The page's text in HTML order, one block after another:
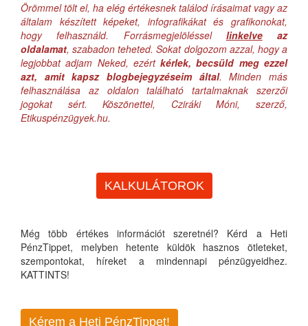
Örömmel tölt el, ha elég értékesnek találod írásaimat vagy az
általam készített képeket, infografikákat és grafikonokat,
hogy felhasználd. Forrásmegjelöléssel linkelveaz
oldalamat, szabadon teheted. Sokat dolgozom azzal, hogy a
legjobbat adjam Neked, ezértkérlek, becsüld meg ezzel
azt, amit kapsz blogbejegyzéseim által. Minden más
felhasználása az oldalon található tartalmaknak szerzői
jogokat sért. Köszönettel, Cziráki Móni, szerző,
Etikuspénzügyek.hu.
KALKULÁTOROK
Még több értékes információt szeretnél? Kérd a Heti
PénzTippet, melyben hetente küldök hasznos ötleteket,
szempontokat, híreket a mindennapi pénzügyeidhez.
KATTINTS!
Kérem a Heti PénzTippet!